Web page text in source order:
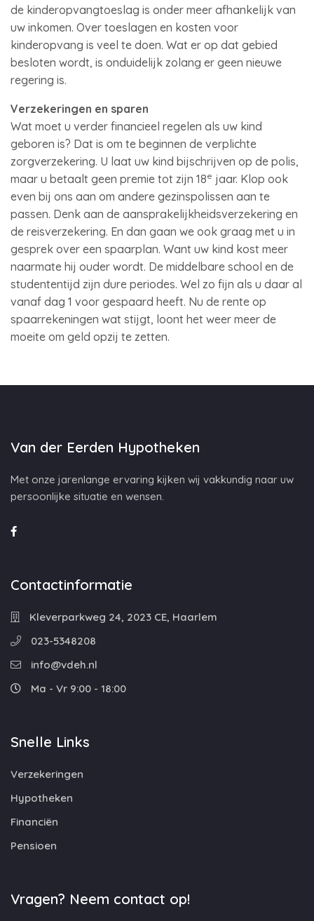
de kinderopvangtoeslag is onder meer afhankelijk van
uw inkomen. Over toeslagen en kosten voor
kinderopvang is veel te doen. Wat er op dat gebied
besloten wordt, is onduidelijk zolang er geen nieuwe
regering is.
Verzekeringen en sparen
Wat moet u verder financieel regelen als uw kind
geboren is? Dat is om te beginnen de verplichte
zorgverzekering. U laat uw kind bijschrijven op de polis,
maar u betaalt geen premie tot zijn 18e jaar. Klop ook
even bij ons aan om andere gezinspolissen aan te
passen. Denk aan de aansprakelijkheidsverzekering en
de reisverzekering. En dan gaan we ook graag met u in
gesprek over een spaarplan. Want uw kind kost meer
naarmate hij ouder wordt. De middelbare school en de
studententijd zijn dure periodes. Wel zo fijn als u daar al
vanaf dag 1 voor gespaard heeft. Nu de rente op
spaarrekeningen wat stijgt, loont het weer meer de
moeite om geld opzij te zetten.
Van der Eerden Hypotheken
Met onze jarenlange ervaring kijken wij vakkundig naar uw
persoonlijke situatie en wensen.
Contactinformatie
Kleverparkweg 24, 2023 CE, Haarlem
023-5348208
info@vdeh.nl
Ma - Vr 9:00 - 18:00
Snelle Links
Verzekeringen
Hypotheken
Financiën
Pensioen
Vragen? Neem contact op!